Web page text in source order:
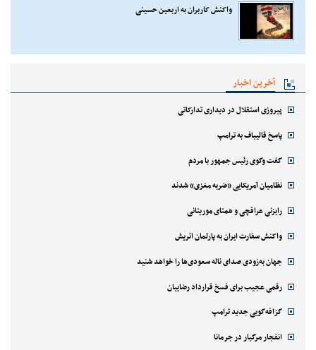
واکنش کاربران به اربعین حسینی
آخرین اخبار
پیروزی استقلال در دیداری تدارکاتی
پاسخ قالیباف به ترامپ
گفت وگوی رئیس جمهور با مردم
نظامیان آمریکایی «ضربه مغزی» شدند
رایزنی عراقچی و همتای موریتانی
واکنش سفارت ایران به پارلمان اتریش
جهان به‌زودی صدای ناله سعودی‌ها را خواهد شنید
رقمی عجیب برای فسخ قرارداد رضاییان
گزافه‌گویی جدید ترامپ
انفجار مرگبار در جرمانا